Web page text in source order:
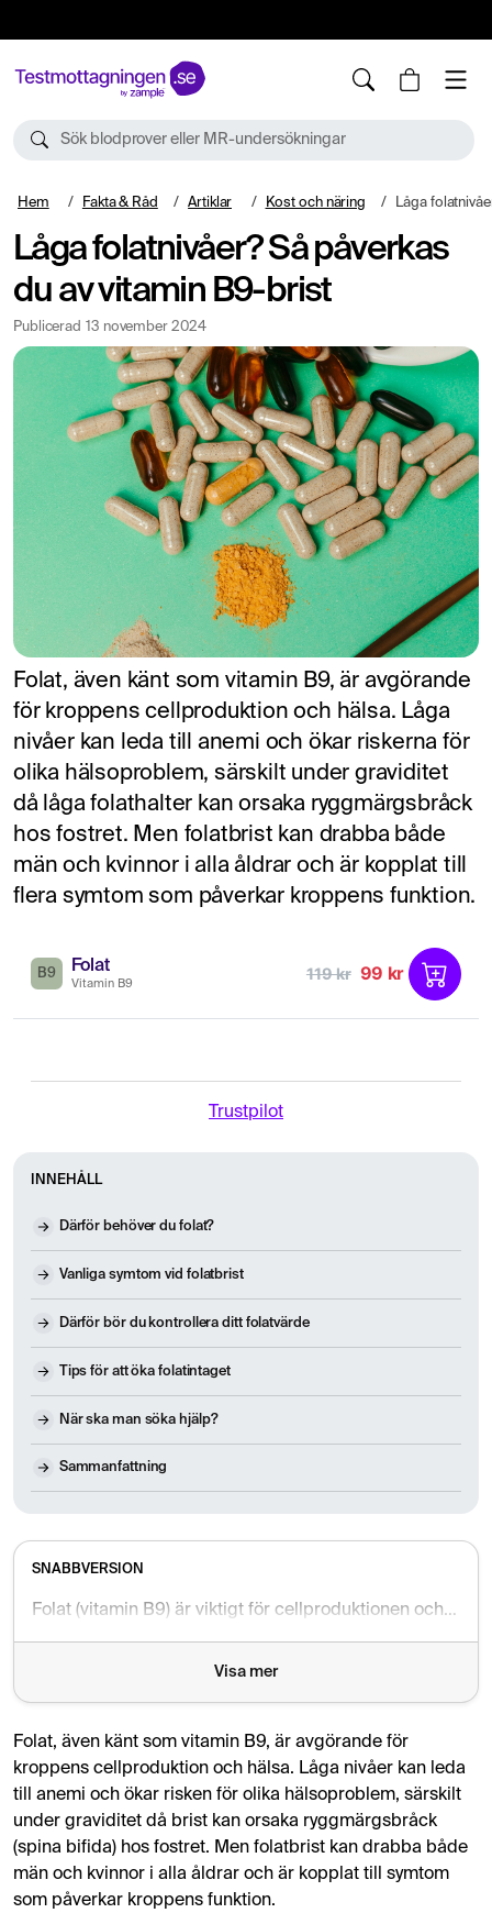
Sök blodprover eller MR-undersökningar
Hem Fakta & Råd Artiklar Kost och näring Låga folatnivåer? Så
Låga folatnivåer? Så påverkas
du av vitamin B9-brist
Publicerad 13 november 2024
Folat, även känt som vitamin B9, är avgörande
för kroppens cellproduktion och hälsa. Låga
nivåer kan leda till anemi och ökar riskerna för
olika hälsoproblem, särskilt under graviditet
då låga folathalter kan orsaka ryggmärgsbråck
hos fostret. Men folatbrist kan drabba både
män och kvinnor i alla åldrar och är kopplat till
flera symtom som påverkar kroppens funktion.
B9 Folat
Vitamin B9
119 kr 99 kr
Trustpilot
INNEHÅLL
Därför behöver du folat?
Vanliga symtom vid folatbrist
Därför bör du kontrollera ditt folatvärde
Tips för att öka folatintaget
När ska man söka hjälp?
Sammanfattning
SNABBVERSION
Folat (vitamin B9) är viktigt för cellproduktionen och för att förebygga anemi och fosterskador. Låga folatnivåer kan ge trötthet, humörsvängningar och hjärtklappning. Gravida kvinnor rekommenderas att ta folsyratillskott. För att få tillräckligt med folat, ät folatrika livsmedel eller överväg kosttillskott.
Visa mer
Folat, även känt som vitamin B9, är avgörande för
kroppens cellproduktion och hälsa. Låga nivåer kan leda
till anemi och ökar risken för olika hälsoproblem, särskilt
under graviditet då brist kan orsaka ryggmärgsbråck
(spina bifida) hos fostret. Men folatbrist kan drabba både
män och kvinnor i alla åldrar och är kopplat till symtom
som påverkar kroppens funktion.